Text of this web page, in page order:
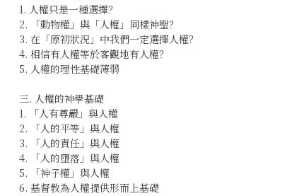
1. 人權只是一種選擇？
2. 「動物權」與「人權」同樣神聖？
3. 在「原初狀況」中我們一定選擇人權？
4. 相信有人權等於客觀地有人權？
5. 人權的理性基礎薄弱
三. 人權的神學基礎
1. 「人有尊嚴」與人權
2. 「人的平等」與人權
3. 「人的責任」與人權
4. 「人的墮落」與人權
5. 「神子權」與人權
6. 基督教為人權提供形而上基礎